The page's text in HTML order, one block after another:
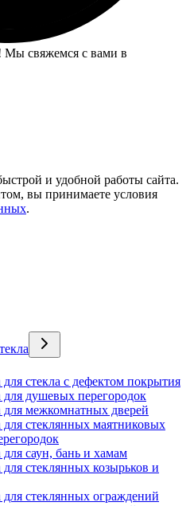
Мы свяжемся с вами в
и удобной работы сайта.
вы принимаете условия
.
стекла с дефектом покрытия
душевых перегородок
межкомнатных дверей
стеклянных маятниковых
саун, бань и хамам
стеклянных козырьков и
стеклянных ограждений